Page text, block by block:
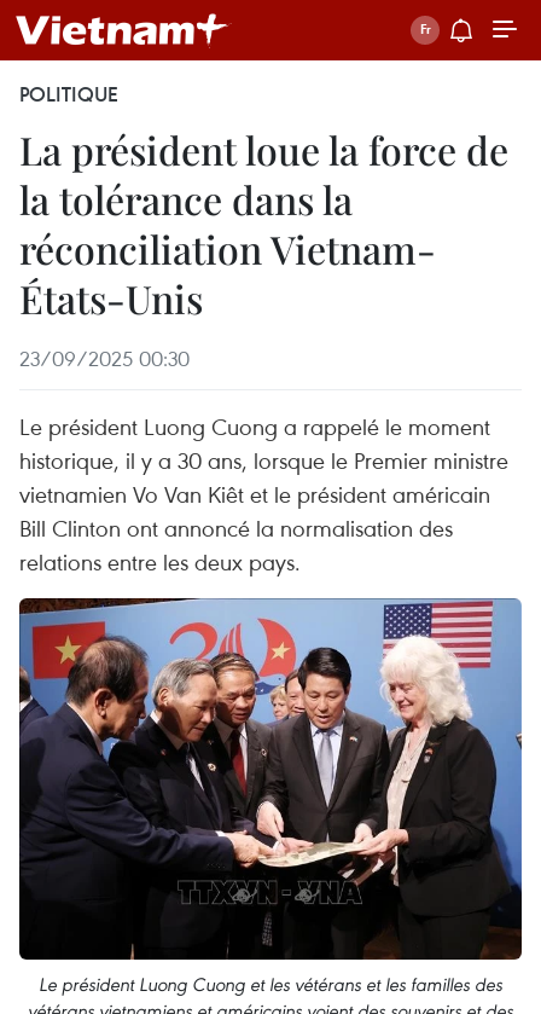
POLITIQUE
La président loue la force de
la tolérance dans la
réconciliation Vietnam-
États-Unis
23/09/2025 00:30
Le président Luong Cuong a rappelé le moment
historique, il y a 30 ans, lorsque le Premier ministre
vietnamien Vo Van Kiêt et le président américain
Bill Clinton ont annoncé la normalisation des
relations entre les deux pays.
Le président Luong Cuong et les vétérans et les familles des